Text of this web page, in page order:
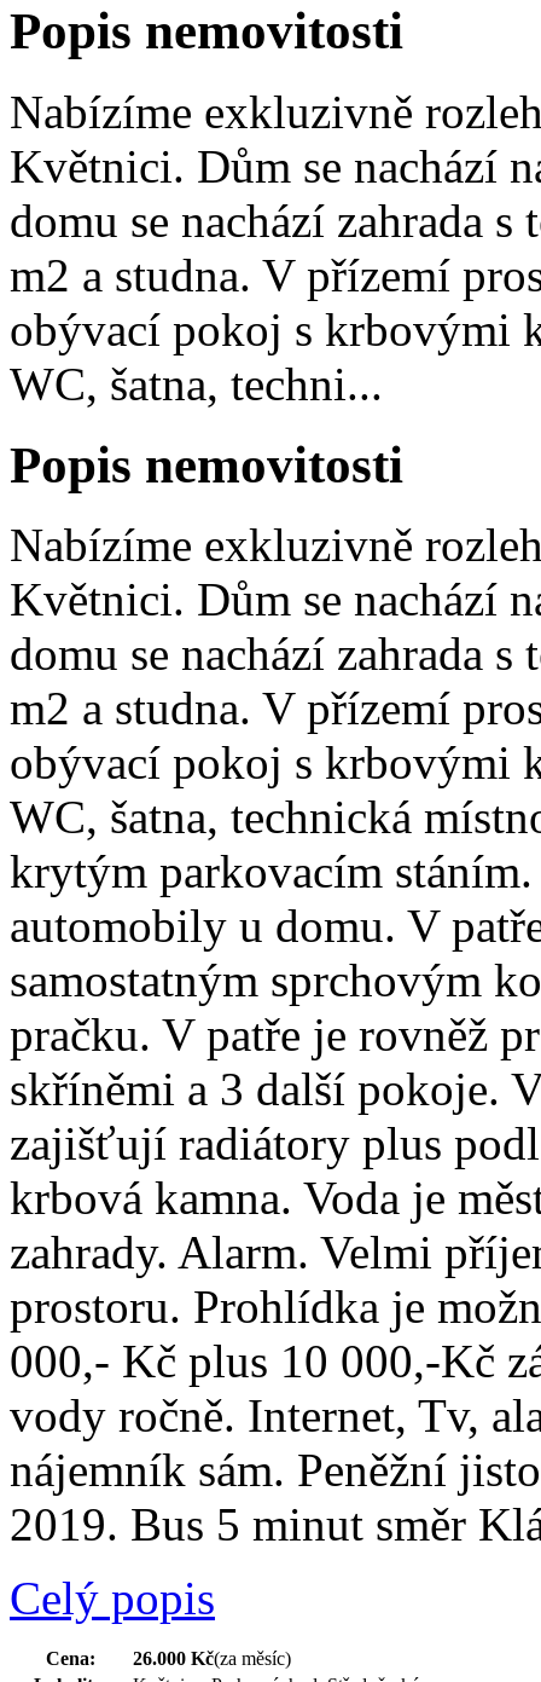
Popis nemovitosti
Nabízíme exkluzivně
Květnici. Dům se nachází
domu se nachází zahrada
m2 a studna. V přízemí
obývací pokoj s krbovými
WC, šatna, techni...
Popis nemovitosti
Nabízíme exkluzivně
Květnici. Dům se nachází
domu se nachází zahrada
m2 a studna. V přízemí
obývací pokoj s krbovými
WC, šatna, technická
krytým parkovacím
automobily u domu. V
samostatným sprchovým
pračku. V patře je rovněž
skříněmi a 3 další pokoje.
zajišťují radiátory plus
krbová kamna. Voda je
zahrady. Alarm. Velmi
prostoru. Prohlídka je
000,- Kč plus 10 000,-Kč
vody ročně. Internet, Tv,
nájemník sám. Peněžní
2019. Bus 5 minut směr
Celý popis
Cena: 26.000 Kč(za měsíc)